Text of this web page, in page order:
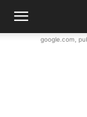
google.com,